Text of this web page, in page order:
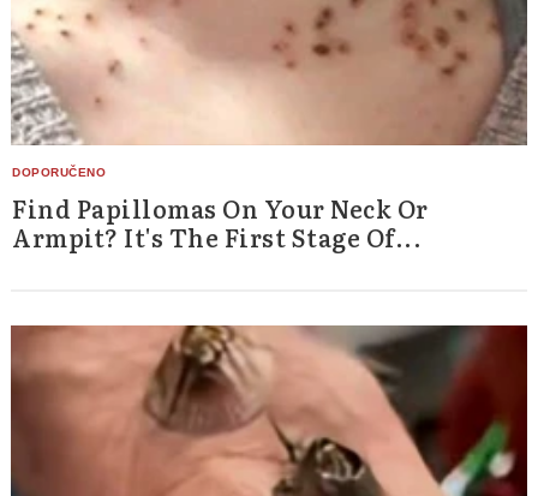
Find Papillomas On Your Neck Or
Armpit? It's The First Stage Of...